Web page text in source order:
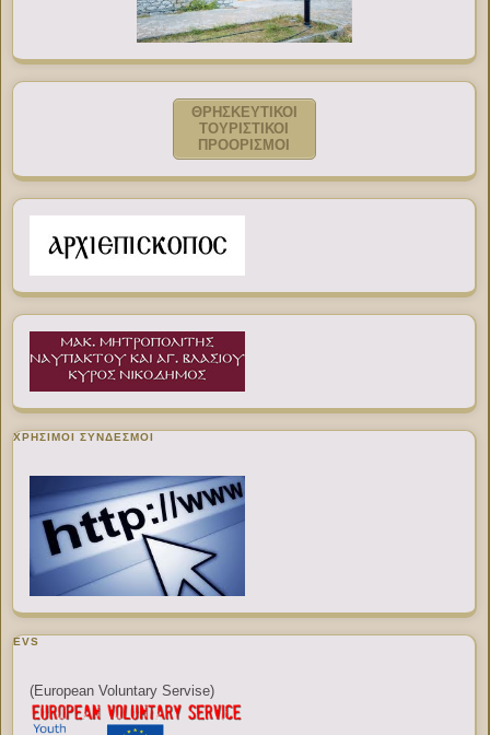
ΘΡΗΣΚΕΥΤΙΚΟΙ
ΤΟΥΡΙΣΤΙΚΟΙ
ΠΡΟΟΡΙΣΜΟΙ
ΧΡΉΣΙΜΟΙ ΣΎΝΔΕΣΜΟΙ
EVS
(European Voluntary Servise)